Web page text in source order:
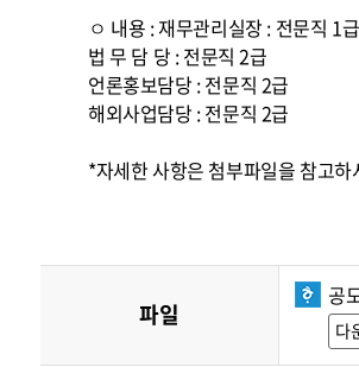
ㅇ 내용 : 재무관리실장 : 전문직 1급
법 무 담 당 : 전문직 2급
언론홍보담당 : 전문직 2급
해외사업담당 : 전문직 2급
*자세한 사항은 첨부파일을 참고
파일
공
다